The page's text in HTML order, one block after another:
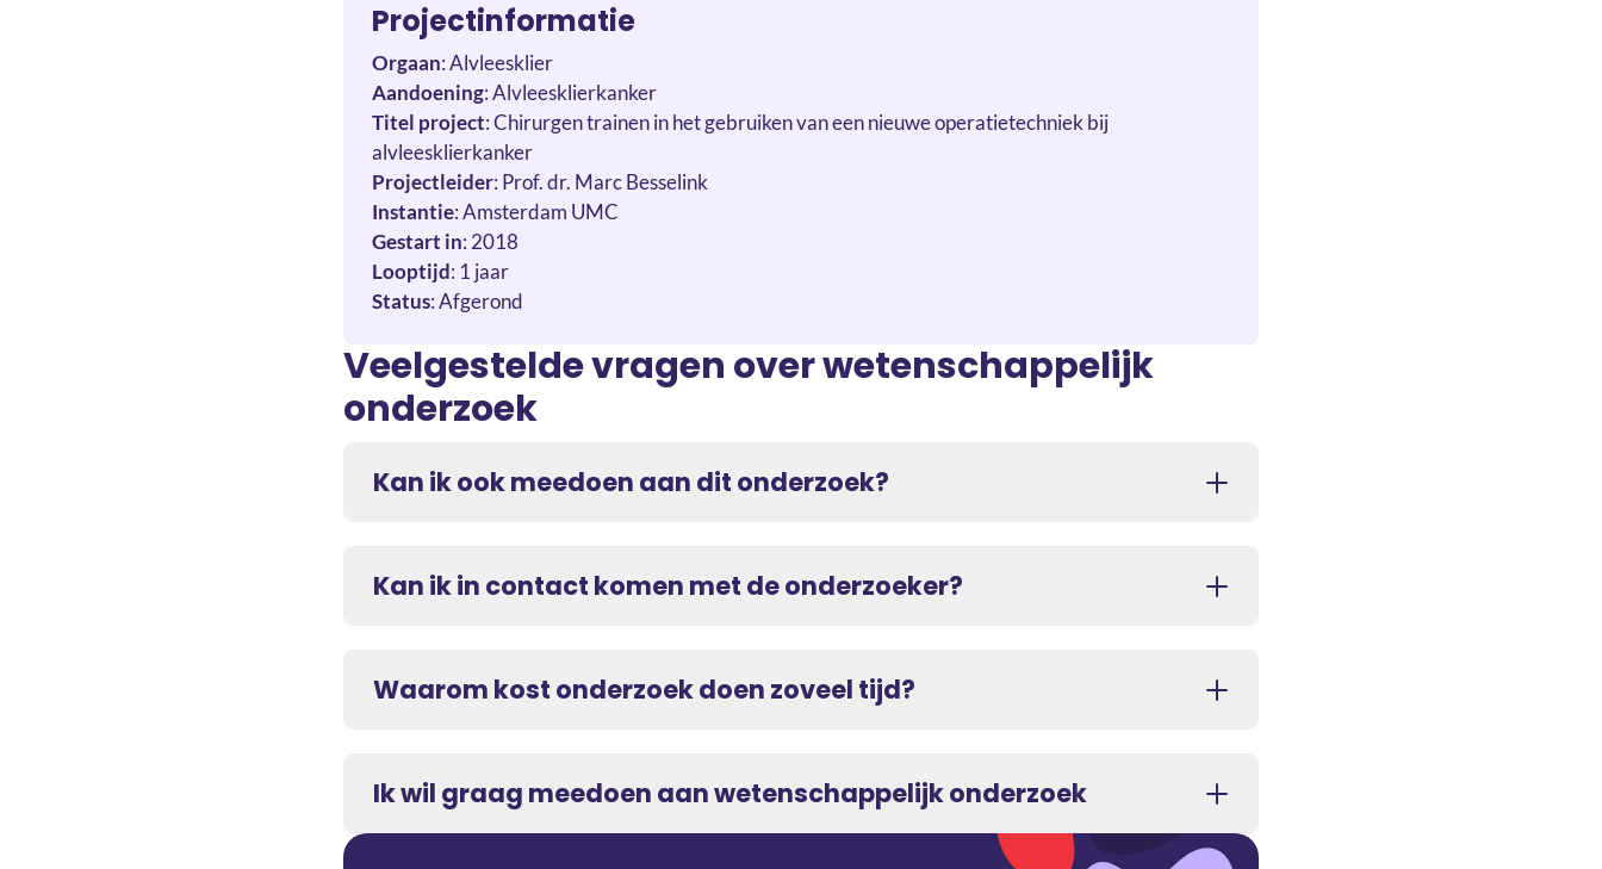
Projectinformatie
Orgaan: Alvleesklier
Aandoening: Alvleesklierkanker
Titel project: Chirurgen trainen in het gebruiken van een nieuwe operatietechniek bij
alvleesklierkanker
Projectleider: Prof. dr. Marc Besselink
Instantie: Amsterdam UMC
Gestart in: 2018
Looptijd: 1 jaar
Status: Afgerond
Veelgestelde vragen over wetenschappelijk
onderzoek
Kan ik ook meedoen aan dit onderzoek?
Kan ik in contact komen met de onderzoeker?
Waarom kost onderzoek doen zoveel tijd?
Ik wil graag meedoen aan wetenschappelijk onderzoek